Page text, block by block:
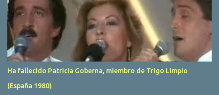
epoca universitaria en la carrera de empresariales conoció al
estudiante de medicina Luis Villar, comenzando a actuar
juntos,Santos a la guitarra y Villar al piano, sin atreverse a dar el
salto al mercado profesional. Sin embargo esto cambió gracias a la
propia Amaia Saizar, que tras su abandono de Trigo Limpio,
recibió por parte de la discografica Hispavox el encargo de crear
un nuevo grupo, reclutando al duo de amigos y a la ex modelo
Yolanda Hoyos. Con los cuatro surgió en el año 1982 el grupo
Ha fallecido Patricia Goberna, miembro de Trigo Limpio
(España 1980)